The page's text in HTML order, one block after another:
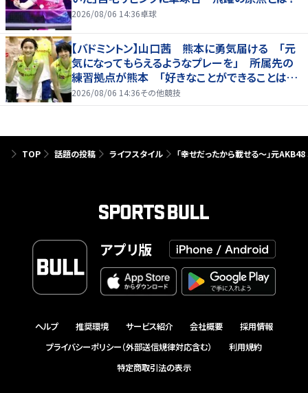
2026/08/06 14:36卓球
【バドミントン】山口茜 熊本に勇気届ける 「元
気になってもらえるようなプレーを」 所属先の
練習拠点が熊本 「好きなことができることは当
たり前じゃない」
2026/08/06 14:36その他競技
TOP 話題の投稿 ライフスタイル 「幸せだったから載せる〜」元
アプリ版
ヘルプ 推奨環境 サービス紹介 会社概要
採用情報
プライバシーポリシー（外部送信規律対応含む）
利用規約
特定商取引法の表示